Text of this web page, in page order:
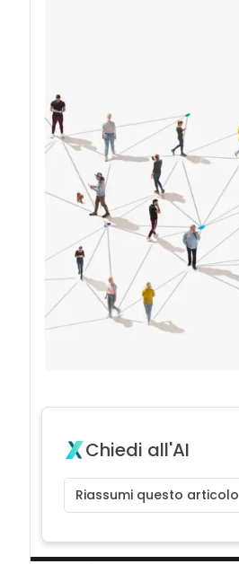
Chiedi all'AI
Riassumi questo articolo